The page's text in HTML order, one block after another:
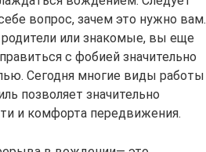
вопрос, зачем это нужно вам.
родители или знакомые, вы еще
с фобией значительно
Сегодня многие виды работы
позволяет значительно
и комфорта передвижения.